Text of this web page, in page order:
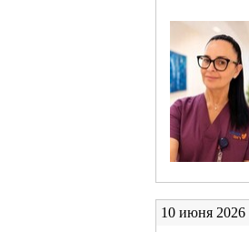
10 июня 2026